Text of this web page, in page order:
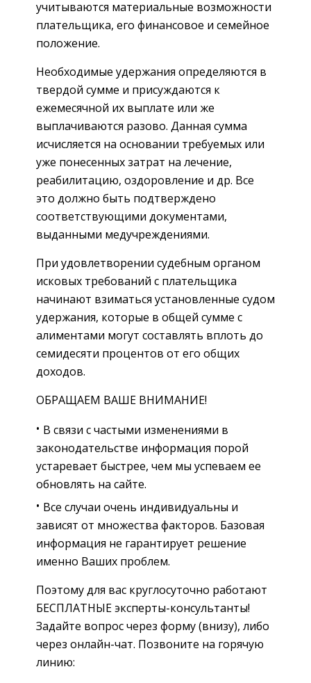
учитываются материальные возможности
плательщика, его финансовое и семейное
положение.
Необходимые удержания определяются в
твердой сумме и присуждаются к
ежемесячной их выплате или же
выплачиваются разово. Данная сумма
исчисляется на основании требуемых или
уже понесенных затрат на лечение,
реабилитацию, оздоровление и др. Все
это должно быть подтверждено
соответствующими документами,
выданными медучреждениями.
При удовлетворении судебным органом
исковых требований с плательщика
начинают взиматься установленные судом
удержания, которые в общей сумме с
алиментами могут составлять вплоть до
семидесяти процентов от его общих
доходов.
ОБРАЩАЕМ ВАШЕ ВНИМАНИЕ!
В связи с частыми изменениями в
законодательстве информация порой
устаревает быстрее, чем мы успеваем ее
обновлять на сайте.
Все случаи очень индивидуальны и
зависят от множества факторов. Базовая
информация не гарантирует решение
именно Ваших проблем.
Поэтому для вас круглосуточно работают
БЕСПЛАТНЫЕ эксперты-консультанты!
Задайте вопрос через форму (внизу), либо
через онлайн-чат. Позвоните на горячую
линию: